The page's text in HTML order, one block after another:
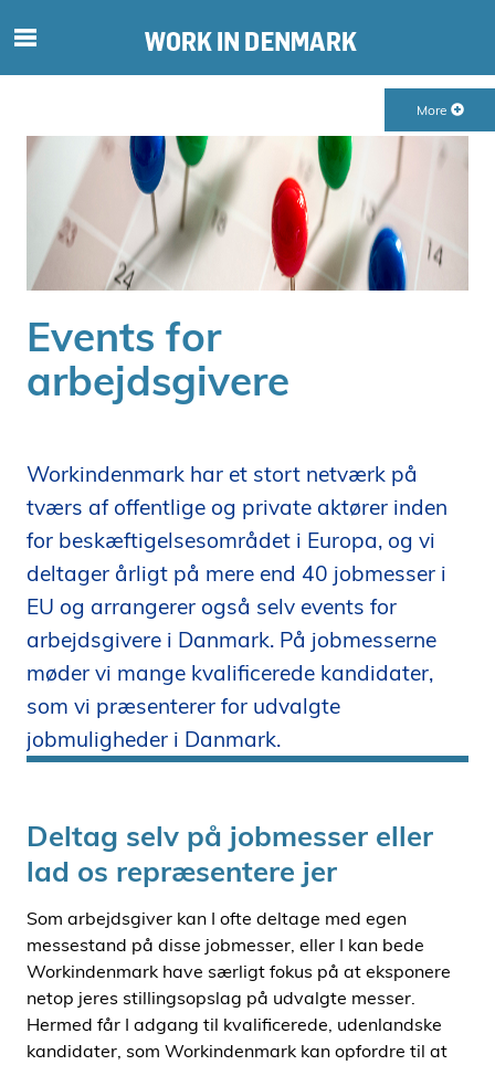
i
h
o
å
i
d
e
n
More
Events for
arbejdsgivere
Workindenmark har et stort netværk på
tværs af offentlige og private aktører inden
for beskæftigelsesområdet i Europa, og vi
deltager årligt på mere end 40 jobmesser i
EU og arrangerer også selv events for
arbejdsgivere i Danmark. På jobmesserne
møder vi mange kvalificerede kandidater,
som vi præsenterer for udvalgte
jobmuligheder i Danmark.
Deltag selv på jobmesser eller
lad os repræsentere jer
Som arbejdsgiver kan I ofte deltage med egen
messestand på disse jobmesser, eller I kan bede
Workindenmark have særligt fokus på at eksponere
netop jeres stillingsopslag på udvalgte messer.
Hermed får I adgang til kvalificerede, udenlandske
kandidater, som Workindenmark kan opfordre til at